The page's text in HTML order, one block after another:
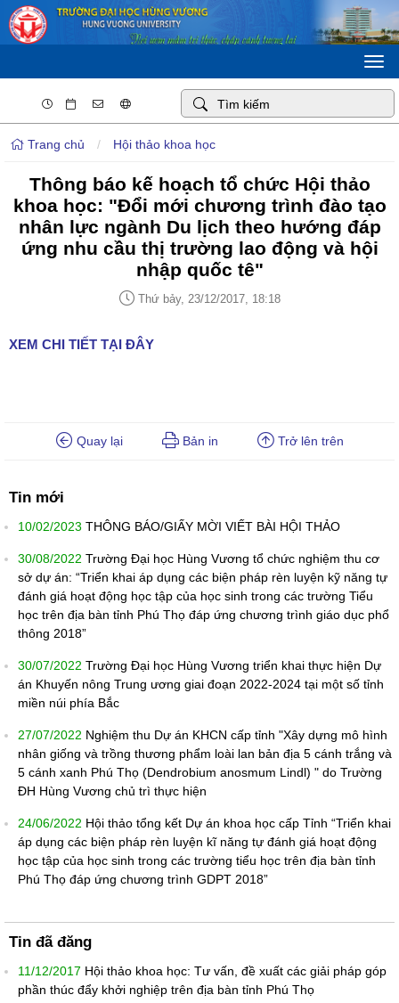
Trang chủ / Hội thảo khoa học
Thông báo kế hoạch tổ chức Hội thảo
khoa học: "Đổi mới chương trình đào tạo
nhân lực ngành Du lịch theo hướng đáp
ứng nhu cầu thị trường lao động và hội
nhập quốc tê"
Thứ bảy, 23/12/2017, 18:18
XEM CHI TIẾT TẠI ĐÂY
Quay lại Bản in Trở lên trên
Tin mới
10/02/2023 THÔNG BÁO/GIẤY MỜI VIẾT BÀI HỘI THẢO
30/08/2022 Trường Đại học Hùng Vương tổ chức nghiệm thu cơ
sở dự án: “Triển khai áp dụng các biện pháp rèn luyện kỹ năng tự
đánh giá hoạt động học tập của học sinh trong các trường Tiểu
học trên địa bàn tỉnh Phú Thọ đáp ứng chương trình giáo dục phổ
thông 2018”
30/07/2022 Trường Đại học Hùng Vương triển khai thực hiện Dự
án Khuyến nông Trung ương giai đoạn 2022-2024 tại một số tỉnh
miền núi phía Bắc
27/07/2022 Nghiệm thu Dự án KHCN cấp tỉnh "Xây dựng mô hình
nhân giống và trồng thương phẩm loài lan bản địa 5 cánh trắng và
5 cánh xanh Phú Thọ (Dendrobium anosmum Lindl) " do Trường
ĐH Hùng Vương chủ trì thực hiện
24/06/2022 Hội thảo tổng kết Dự án khoa học cấp Tỉnh “Triển khai
áp dụng các biện pháp rèn luyện kĩ năng tự đánh giá hoạt động
học tập của học sinh trong các trường tiểu học trên địa bàn tỉnh
Phú Thọ đáp ứng chương trình GDPT 2018”
Tin đã đăng
11/12/2017 Hội thảo khoa học: Tư vấn, đề xuất các giải pháp góp
phần thúc đẩy khởi nghiệp trên địa bàn tỉnh Phú Thọ